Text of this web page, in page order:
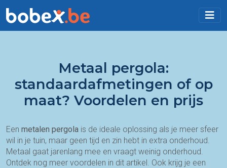
Metaal pergola:
standaardafmetingen of op
maat? Voordelen en prijs
Een metalen pergola is de ideale oplossing als je meer sfeer
wil in je tuin, maar geen tijd en zin hebt in extra onderhoud.
Metaal gaat jarenlang mee en vraagt weinig onderhoud.
Ontdek nog meer voordelen in dit artikel. Ook krijg je een